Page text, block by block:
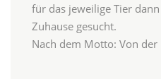
für das jeweilige Tier
Zuhause gesucht.
Nach dem Motto: Von